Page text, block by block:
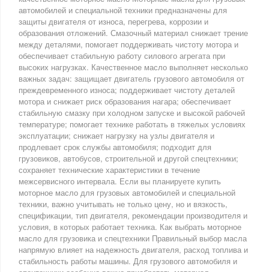
автомобилей и специальной техники предназначены для
защиты двигателя от износа, перегрева, коррозии и
образования отложений. Смазочный материал снижает трение
между деталями, помогает поддерживать чистоту мотора и
обеспечивает стабильную работу силового агрегата при
высоких нагрузках. Качественное масло выполняет несколько
важных задач: защищает двигатель грузового автомобиля от
преждевременного износа; поддерживает чистоту деталей
мотора и снижает риск образования нагара; обеспечивает
стабильную смазку при холодном запуске и высокой рабочей
температуре; помогает технике работать в тяжелых условиях
эксплуатации; снижает нагрузку на узлы двигателя и
продлевает срок службы автомобиля; подходит для
грузовиков, автобусов, строительной и другой спецтехники;
сохраняет технические характеристики в течение
межсервисного интервала. Если вы планируете купить
моторное масло для грузовых автомобилей и специальной
техники, важно учитывать не только цену, но и вязкость,
спецификации, тип двигателя, рекомендации производителя и
условия, в которых работает техника. Как выбрать моторное
масло для грузовика и спецтехники Правильный выбор масла
напрямую влияет на надежность двигателя, расход топлива и
стабильность работы машины. Для грузового автомобиля и